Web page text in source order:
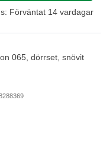
Förväntat 14 vardagar
065, dörrset, snövit